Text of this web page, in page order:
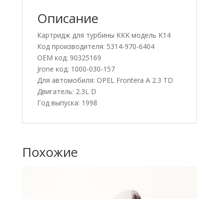
Описание
Картридж для турбины KKK модель K14
Код производителя: 5314-970-6404
OEM код: 90325169
Jrone код: 1000-030-157
Для автомобиля: OPEL Frontera A 2.3 TD
Двигатель: 2.3L D
Год выпуска: 1998
Похожие